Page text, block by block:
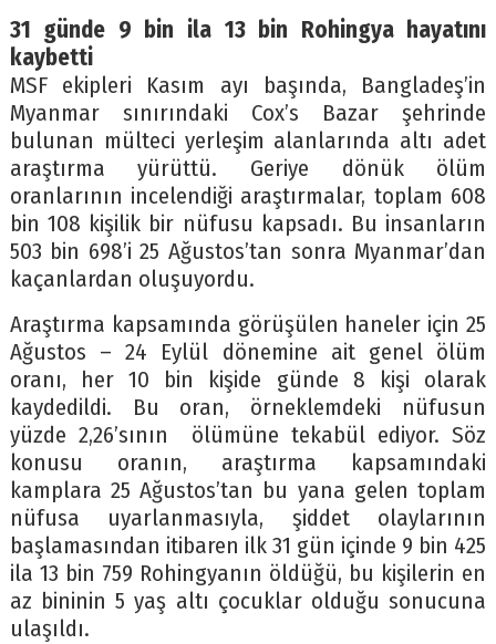
31 günde 9 bin ila 13 bin Rohingya hayatını
kaybetti
MSF ekipleri Kasım ayı başında, Bangladeş’in
Myanmar sınırındaki Cox’s Bazar şehrinde
bulunan mülteci yerleşim alanlarında altı adet
araştırma yürüttü. Geriye dönük ölüm
oranlarının incelendiği araştırmalar, toplam 608
bin 108 kişilik bir nüfusu kapsadı. Bu insanların
503 bin 698’i 25 Ağustos’tan sonra Myanmar’dan
kaçanlardan oluşuyordu.
Araştırma kapsamında görüşülen haneler için 25
Ağustos – 24 Eylül dönemine ait genel ölüm
oranı, her 10 bin kişide günde 8 kişi olarak
kaydedildi. Bu oran, örneklemdeki nüfusun
yüzde 2,26’sının ölümüne tekabül ediyor. Söz
konusu oranın, araştırma kapsamındaki
kamplara 25 Ağustos’tan bu yana gelen toplam
nüfusa uyarlanmasıyla, şiddet olaylarının
başlamasından itibaren ilk 31 gün içinde 9 bin 425
ila 13 bin 759 Rohingyanın öldüğü, bu kişilerin en
az bininin 5 yaş altı çocuklar olduğu sonucuna
ulaşıldı.